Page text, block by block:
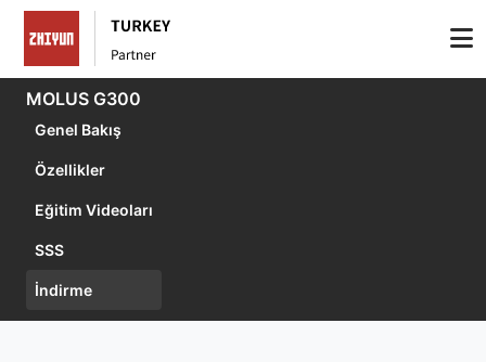
MOLUS G300
Genel Bakış
Özellikler
Eğitim Videoları
SSS
İndirme